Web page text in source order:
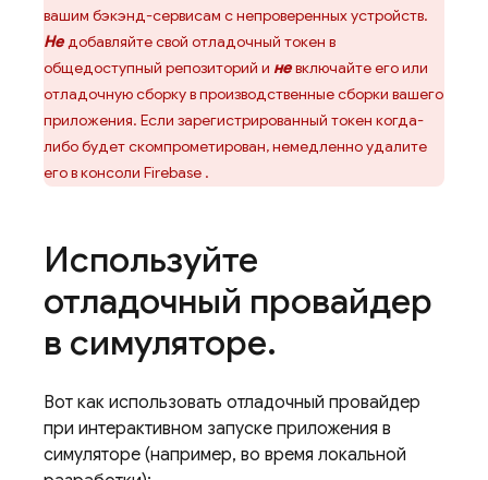
вашим бэкэнд-сервисам с непроверенных устройств.
Недобавляйте свой отладочный токен в
общедоступный репозиторий и невключайте его или
отладочную сборку в производственные сборки вашего
приложения. Если зарегистрированный токен когда-
либо будет скомпрометирован, немедленно удалите
его в консоли Firebase .
Используйте
отладочный провайдер
в симуляторе.
Вот как использовать отладочный провайдер
при интерактивном запуске приложения в
симуляторе (например, во время локальной